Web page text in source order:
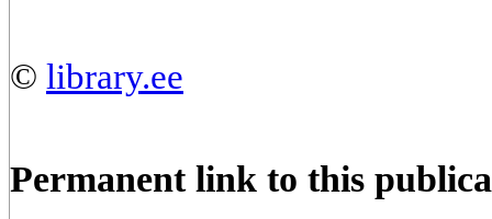
© library.ee
Permanent link to this